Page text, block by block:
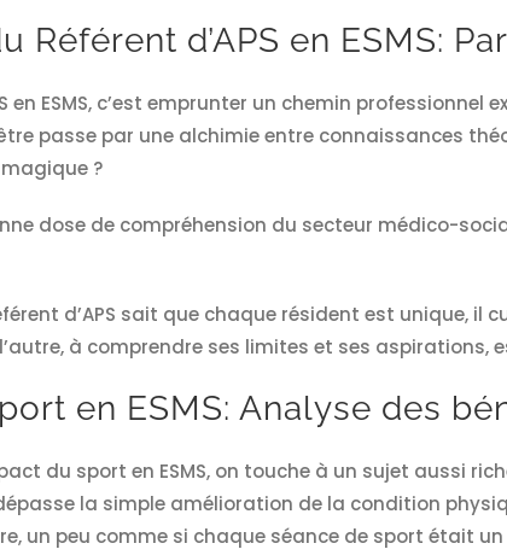
Référent d’APS en ESMS:
en ESMS, c’est emprunter un chemin
passe par une alchimie entre connaissances
?
dose de compréhension du secteur médico-
d’APS sait que chaque résident est unique, il
à comprendre ses limites et ses aspirations,
en ESMS: Analyse des
du sport en ESMS, on touche à un sujet aussi
la simple amélioration de la condition
un peu comme si chaque séance de sport était